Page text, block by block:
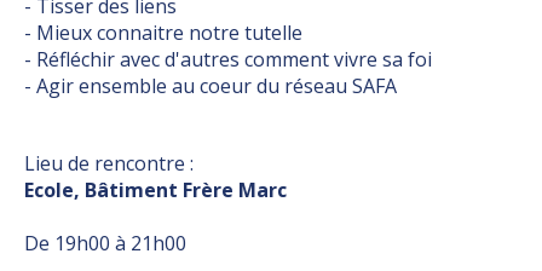
- Tisser des liens
- Mieux connaitre notre tutelle
- Réfléchir avec d'autres comment vivre sa foi
- Agir ensemble au coeur du réseau SAFA
Lieu de rencontre :
Ecole, Bâtiment Frère Marc
De 19h00 à 21h00